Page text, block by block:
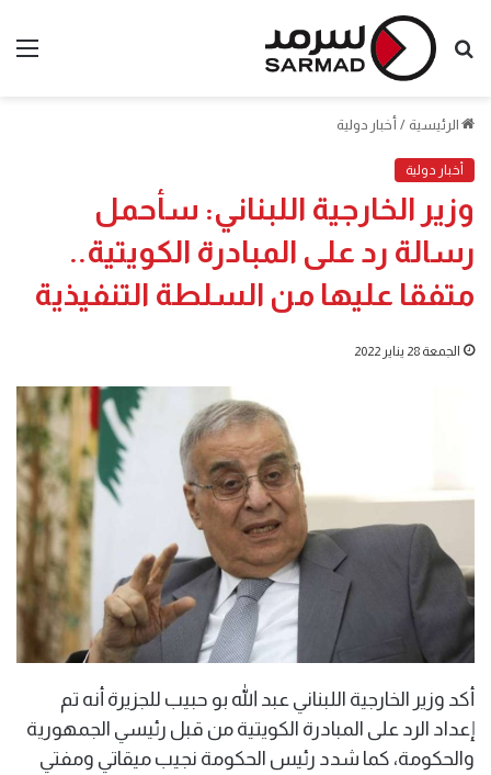
بحث
الرئيسية / أخبار دولية
أخبار دولية
وزير الخارجية اللبناني: سأحمل
رسالة رد على المبادرة الكويتية..
متفقا عليها من السلطة التنفيذية
الجمعة 28 يناير 2022
أكد وزير الخارجية اللبناني عبد الله بو حبيب للجزيرة أنه تم
إعداد الرد على المبادرة الكويتية من قبل رئيسي الجمهورية
والحكومة، كما شدد رئيس الحكومة نجيب ميقاتي ومفتي